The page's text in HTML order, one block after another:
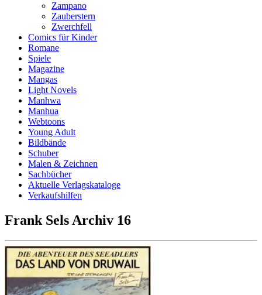
Zampano
Zauberstern
Zwerchfell
Comics für Kinder
Romane
Spiele
Magazine
Mangas
Light Novels
Manhwa
Manhua
Webtoons
Young Adult
Bildbände
Schuber
Malen & Zeichnen
Sachbücher
Aktuelle Verlagskataloge
Verkaufshilfen
Frank Sels Archiv 16